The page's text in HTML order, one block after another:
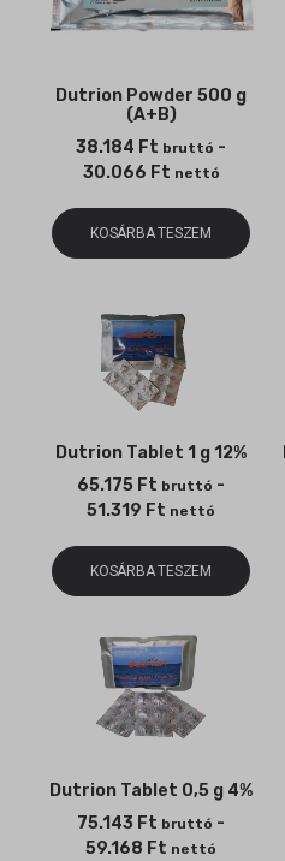
Dutrion Powder 500 g
(A+B)
38.184 Ft bruttó -
30.066 Ft nettó
KOSÁRBA TESZEM
Dutrion Tablet 1 g 12%
65.175 Ft bruttó -
51.319 Ft nettó
KOSÁRBA TESZEM
Dutrion Tablet 0,5 g 4%
75.143 Ft bruttó -
59.168 Ft nettó